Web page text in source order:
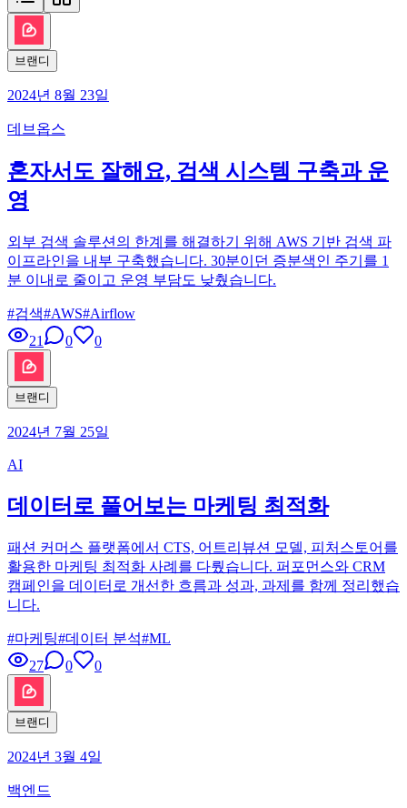
브랜디
2024년 8월 23일
데브옵스
혼자서도 잘해요, 검색 시스템 구축과 운
영
외부 검색 솔루션의 한계를 해결하기 위해 AWS 기반 검색 파
이프라인을 내부 구축했습니다. 30분이던 증분색인 주기를 1
분 이내로 줄이고 운영 부담도 낮췄습니다.
#검색#AWS#Airflow
21
0 0
브랜디
2024년 7월 25일
AI
데이터로 풀어보는 마케팅 최적화
패션 커머스 플랫폼에서 CTS, 어트리뷰션 모델, 피처스토어를
활용한 마케팅 최적화 사례를 다뤘습니다. 퍼포먼스와 CRM
캠페인을 데이터로 개선한 흐름과 성과, 과제를 함께 정리했습
니다.
#마케팅#데이터 분석#ML
27
0 0
브랜디
2024년 3월 4일
백엔드